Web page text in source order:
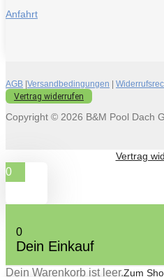
Anfahrt
AGB Versandbedingungen
Vertrag widerrufen
Copyright © 2026 B&M Pool Dach
Vertrag
0
0
Dein Einkauf
Dein Warenkorb ist leer.Zum